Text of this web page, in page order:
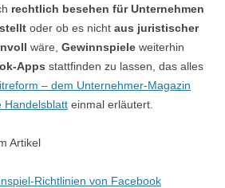
rechtlich besehen für Unternehmen
oder ob es nicht aus juristischer
wäre, Gewinnspiele weiterhin
Apps stattfinden zu lassen, das alles
– dem Unternehmer-Magazin
Handelsblatt einmal erläutert.
Artikel
Richtlinien von Facebook